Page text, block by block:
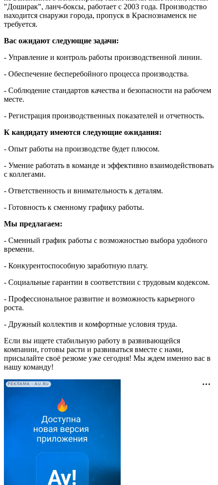
"Доширак", ланч-боксы, работает с 2003 года. Производство
находится снаружи города, пропуск в Краснознаменск не
требуется.
Вас ожидают следующие задачи:
- Управление и контроль работы производственной линии.
- Обеспечение бесперебойного процесса производства.
- Соблюдение стандартов качества и безопасности на рабочем
месте.
- Регистрация производственных показателей и отчетность.
К кандидату имеются следующие ожидания:
- Опыт работы на производстве будет плюсом.
- Умение работать в команде и эффективно взаимодействовать
с коллегами.
- Ответственность и внимательность к деталям.
- Готовность к сменному графику работы.
Мы предлагаем:
- Сменный график работы с возможностью выбора удобного
времени.
- Конкурентоспособную заработную плату.
- Социальные гарантии в соответствии с трудовым кодексом.
- Профессиональное развитие и возможность карьерного
роста.
- Дружный коллектив и комфортные условия труда.
Если вы ищете стабильную работу в развивающейся
компании, готовы расти и развиваться вместе с нами,
присылайте своё резюме уже сегодня! Мы ждем именно вас в
нашу команду!
РЕКЛАМА • AU.RU